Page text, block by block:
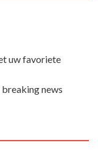
uw favoriete
news